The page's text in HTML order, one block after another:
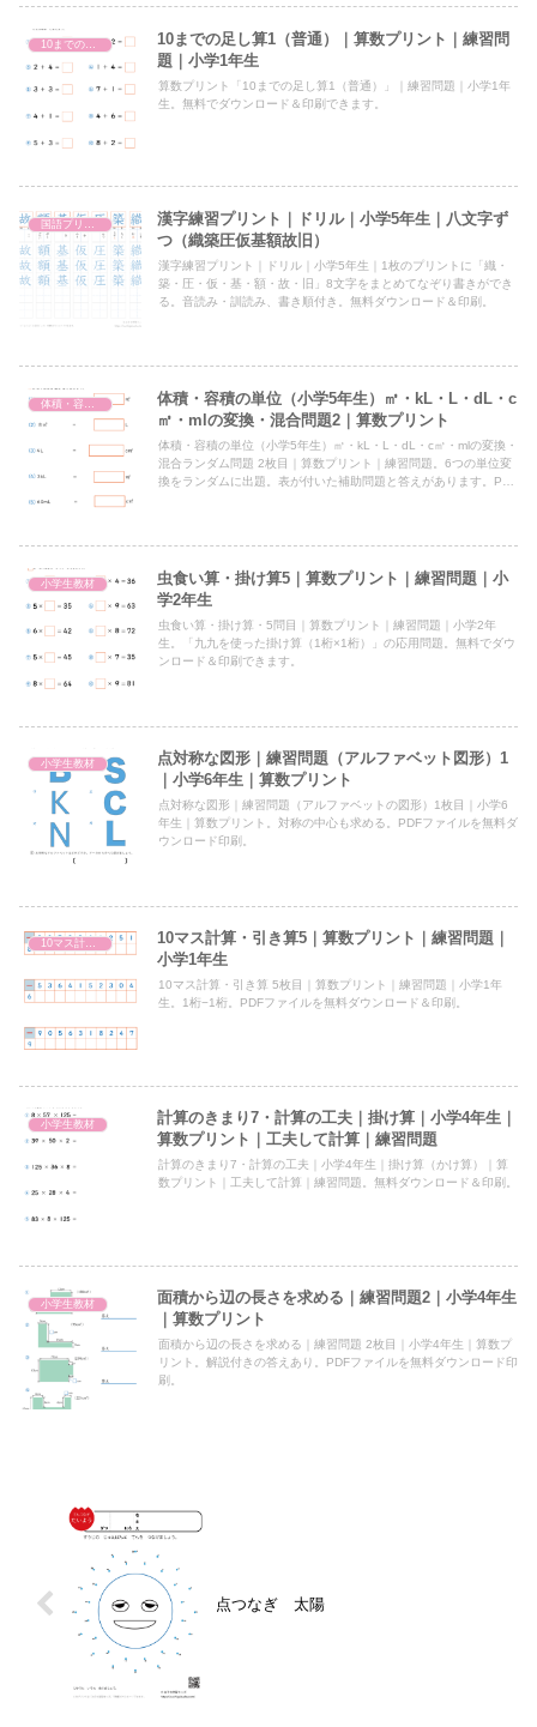
10までの足し算1（普通）｜算数プリント｜練習問
題｜小学1年生
算数プリント「10までの足し算1（普通）」｜練習問題｜小学1年
生。無料でダウンロード＆印刷できます。
国語プリント
漢字練習プリント｜ドリル｜小学5年生｜八文字ず
つ（織築圧仮基額故旧）
漢字練習プリント｜ドリル｜小学5年生｜1枚のプリントに「織・
築・圧・仮・基・額・故・旧」8文字をまとめてなぞり書きができ
る。音読み・訓読み、書き順付き。無料ダウンロード＆印刷。
体積・容積の単位（小学5年生）㎥・kL・L・dL・c㎥・mlの変換
体積・容積の単位（小学5年生）㎥・kL・L・dL・c
㎥・mlの変換・混合問題2｜算数プリント
体積・容積の単位（小学5年生）㎥・kL・L・dL・c㎥・mlの変換・
混合ランダム問題 2枚目｜算数プリント｜練習問題。6つの単位変
換をランダムに出題。表が付いた補助問題と答えがあります。PDF
小学生教材
虫食い算・掛け算5｜算数プリント｜練習問題｜小
学2年生
虫食い算・掛け算・5問目｜算数プリント｜練習問題｜小学2年
生。「九九を使った掛け算（1桁×1桁）」の応用問題。無料でダウ
ンロード＆印刷できます。
小学生教材
点対称な図形｜練習問題（アルファベット図形）1
｜小学6年生｜算数プリント
点対称な図形｜練習問題（アルファベットの図形）1枚目｜小学6
年生｜算数プリント。対称の中心も求める。PDFファイルを無料ダ
ウンロード印刷。
10マス計算・引き算
10マス計算・引き算5｜算数プリント｜練習問題｜
小学1年生
10マス計算・引き算 5枚目｜算数プリント｜練習問題｜小学1年
生。1桁−1桁。PDFファイルを無料ダウンロード＆印刷。
小学生教材
計算のきまり7・計算の工夫｜掛け算｜小学4年生｜
算数プリント｜工夫して計算｜練習問題
計算のきまり7・計算の工夫｜小学4年生｜掛け算（かけ算）｜算
数プリント｜工夫して計算｜練習問題。無料ダウンロード＆印刷。
小学生教材
面積から辺の長さを求める｜練習問題2｜小学4年生
｜算数プリント
面積から辺の長さを求める｜練習問題 2枚目｜小学4年生｜算数プ
リント。解説付きの答えあり。PDFファイルを無料ダウンロード印
刷。
点つなぎ 太陽